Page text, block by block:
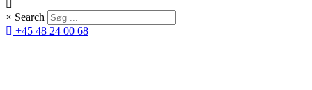
× Search
+45 48 24 00 68